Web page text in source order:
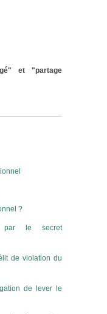
et "partage
?
par le secret
de violation du
de lever le